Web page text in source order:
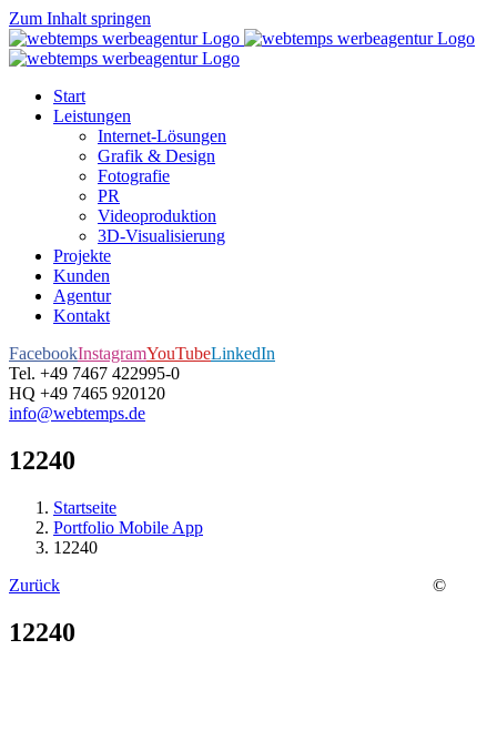
Zum Inhalt springen
Start
Leistungen
Internet-Lösungen
Grafik & Design
Fotografie
PR
Videoproduktion
3D-Visualisierung
Projekte
Kunden
Agentur
Kontakt
FacebookInstagramYouTubeLinkedIn
Tel. +49 7467 422995-0
HQ +49 7465 920120
info@webtemps.de
12240
Startseite
Portfolio Mobile App
12240
Zurück
12240
©